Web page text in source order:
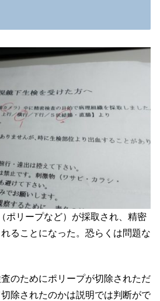
ポリープなど）が採取され、精密
ることになった。恐らくは問題な
のためにポリープが切除されただ
除されたのかは説明では判断がで